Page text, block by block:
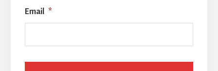
Email *